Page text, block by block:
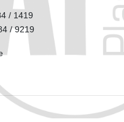
/ 1419
/ 9219